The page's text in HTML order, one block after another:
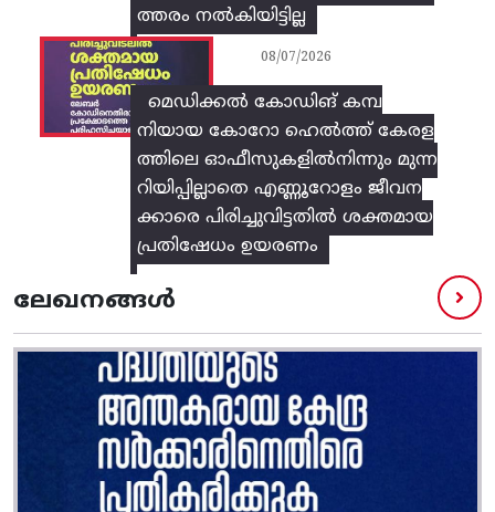
ത്തരം നൽകിയിട്ടില്ല
മെഡിക്കൽ കോഡിങ് കമ്പ
നിയായ കോറോ ഹെൽത്ത് കേരള
ത്തിലെ ഓഫീസുകളിൽനിന്നും മുന്ന
റിയിപ്പില്ലാതെ എണ്ണൂറോളം ജീവന
ക്കാരെ പിരിച്ചുവിട്ടതിൽ‌ ശക്തമായ
പ്രതിഷേധം ഉയരണം
08/07/2026
ലേഖനങ്ങൾ